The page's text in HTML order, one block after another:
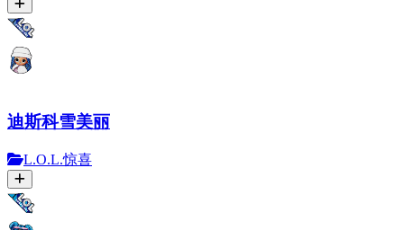
迪斯科雪美丽
L.O.L.惊喜